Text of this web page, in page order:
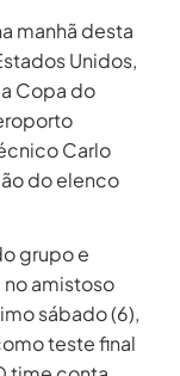
manhã desta
Unidos,
Copa do
Carlo
do elenco
grupo e
amistoso
sábado (6),
teste final